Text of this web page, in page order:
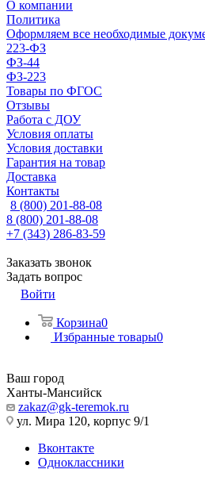
О компании
Политика
Оформляем все необходимые
223-ФЗ
ФЗ-44
ФЗ-223
Товары по ФГОС
Отзывы
Работа с ДОУ
Условия оплаты
Условия доставки
Гарантия на товар
Доставка
Контакты
8 (800) 201-88-08
8 (800) 201-88-08
+7 (343) 286-83-59
Заказать звонок
Задать вопрос
Войти
Корзина0
Избранные товары0
Ваш город
Ханты-Мансийск
zakaz@gk-teremok.ru
ул. Мира 120, корпус 9/1
Вконтакте
Одноклассники